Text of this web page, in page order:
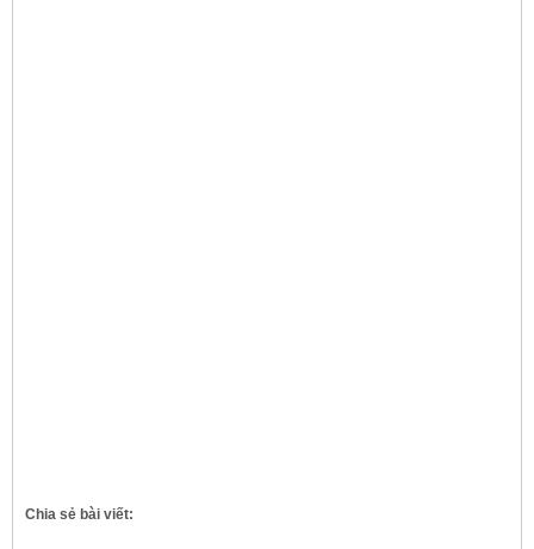
Chia sẻ bài viết: